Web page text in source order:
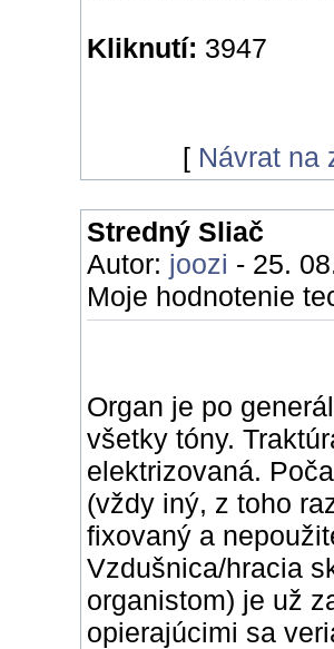
Kliknutí: 3947
[ Návrat na
Stredný Sliač
Autor: joozi - 25.
Moje hodnotenie
Organ je po
všetky tóny.
elektrizovaná.
(vždy iný, z toho
fixovaný a
Vzdušnica/hracia
organistom) je už
opierajúcimi sa